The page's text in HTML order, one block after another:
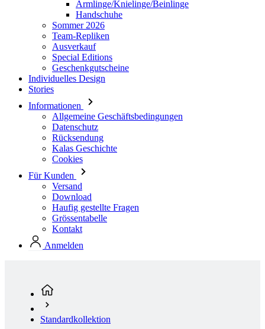
Special Editions
Geschenkgutscheine
Individuelles Design
Stories
Informationen
Allgemeine Geschäftsbedingungen
Datenschutz
Rücksendung
Kalas Geschichte
Cookies
Für Kunden
Versand
Download
Haufig gestellte Fragen
Grössentabelle
Kontakt
Anmelden
Herren
Radsport